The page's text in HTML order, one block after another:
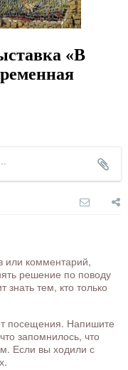
«В
или комментарий,
решение по поводу
знать тем, кто только
посещения. Напишите
запомнилось, что
Если вы ходили с